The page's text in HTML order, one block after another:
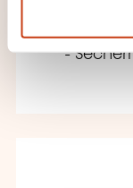
BTP
-